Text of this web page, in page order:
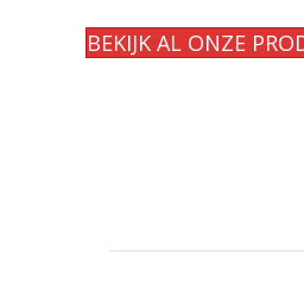
BEKIJK AL ONZE